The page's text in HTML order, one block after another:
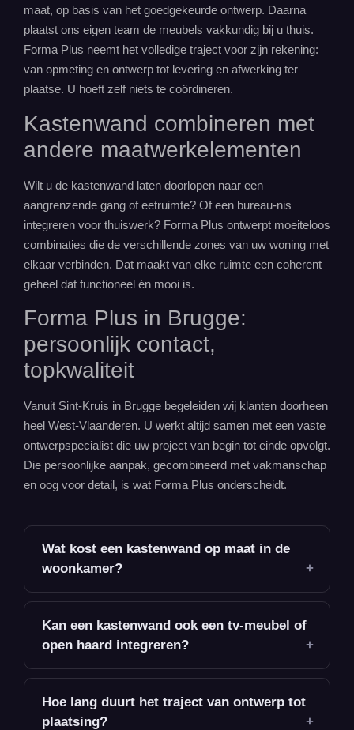
maat, op basis van het goedgekeurde ontwerp. Daarna
plaatst ons eigen team de meubels vakkundig bij u thuis.
Forma Plus neemt het volledige traject voor zijn rekening:
van opmeting en ontwerp tot levering en afwerking ter
plaatse. U hoeft zelf niets te coördineren.
Kastenwand combineren met
andere maatwerkelementen
Wilt u de kastenwand laten doorlopen naar een
aangrenzende gang of eetruimte? Of een bureau-nis
integreren voor thuiswerk? Forma Plus ontwerpt moeiteloos
combinaties die de verschillende zones van uw woning met
elkaar verbinden. Dat maakt van elke ruimte een coherent
geheel dat functioneel én mooi is.
Forma Plus in Brugge:
persoonlijk contact,
topkwaliteit
Vanuit Sint-Kruis in Brugge begeleiden wij klanten doorheen
heel West-Vlaanderen. U werkt altijd samen met een vaste
ontwerpspecialist die uw project van begin tot einde opvolgt.
Die persoonlijke aanpak, gecombineerd met vakmanschap
en oog voor detail, is wat Forma Plus onderscheidt.
Wat kost een kastenwand op maat in de
woonkamer?
Kan een kastenwand ook een tv-meubel of
open haard integreren?
Hoe lang duurt het traject van ontwerp tot
plaatsing?